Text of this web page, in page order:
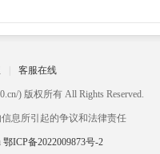
客服在线
) 版权所有 All Rights Reserved.
息所引起的争议和法律责任
鄂ICP备2022009873号-2